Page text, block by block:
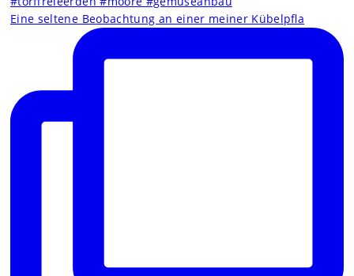
Eine seltene Beobachtung an einer meiner Kübelpfla